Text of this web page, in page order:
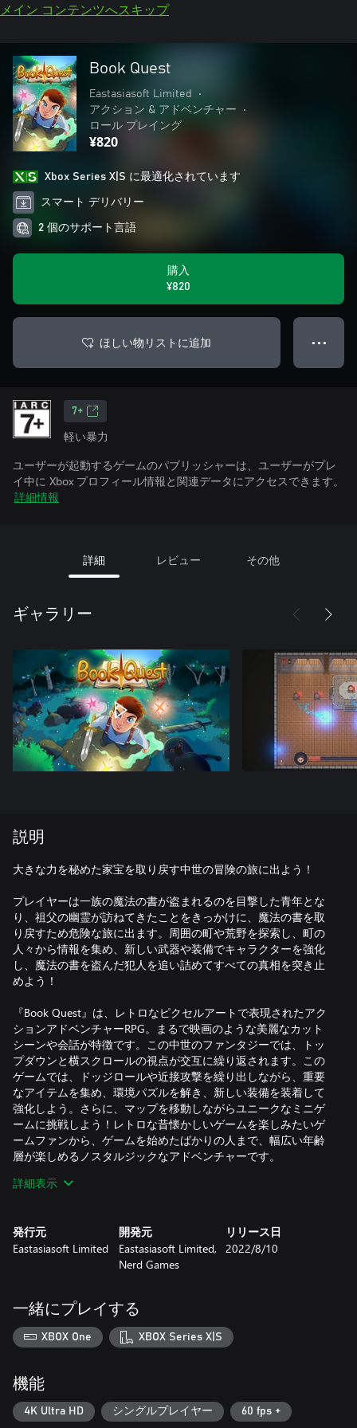
メイン コンテンツへスキップ
Book Quest
Eastasiasoft Limited
•
アクション & アドベンチャー
•
ロール プレイング
¥820
Xbox Series X|S に最適化されています
スマート デリバリー
2 個のサポート言語
購入
¥820
ほしい物リストに追加 ● ● ●
7+
軽い暴力
ユーザーが起動するゲームのパブリッシャーは、ユーザーがプレ
イ中に Xbox プロフィール情報と関連データにアクセスできます。
詳細情報
詳細 レビュー その他
ギャラリー
説明
大きな力を秘めた家宝を取り戻す中世の冒険の旅に出よう！
プレイヤーは一族の魔法の書が盗まれるのを目撃した青年とな
り、祖父の幽霊が訪ねてきたことをきっかけに、魔法の書を取
り戻すため危険な旅に出ます。周囲の町や荒野を探索し、町の
人々から情報を集め、新しい武器や装備でキャラクターを強化
し、魔法の書を盗んだ犯人を追い詰めてすべての真相を突き止
めよう！
『Book Quest』は、レトロなピクセルアートで表現されたアク
ションアドベンチャーRPG。まるで映画のような美麗なカット
シーンや会話が特徴です。この中世のファンタジーでは、トッ
プダウンと横スクロールの視点が交互に繰り返されます。この
ゲームでは、ドッジロールや近接攻撃を繰り出しながら、重要
なアイテムを集め、環境パズルを解き、新しい装備を装着して
強化しよう。さらに、マップを移動しながらユニークなミニゲ
ームに挑戦しよう！レトロな昔懐かしいゲームを楽しみたいゲ
ームファンから、ゲームを始めたばかりの人まで、幅広い年齢
層が楽しめるノスタルジックなアドベンチャーです。
※本製品は日本語をサポートしていません
詳細表示
発行元
Eastasiasoft Limited
開発元
Eastasiasoft Limited,
Nerd Games
リリース日
2022/8/10
一緒にプレイする
XBOX One XBOX Series X|S
機能
4K Ultra HD シングルプレイヤー 60 fps +